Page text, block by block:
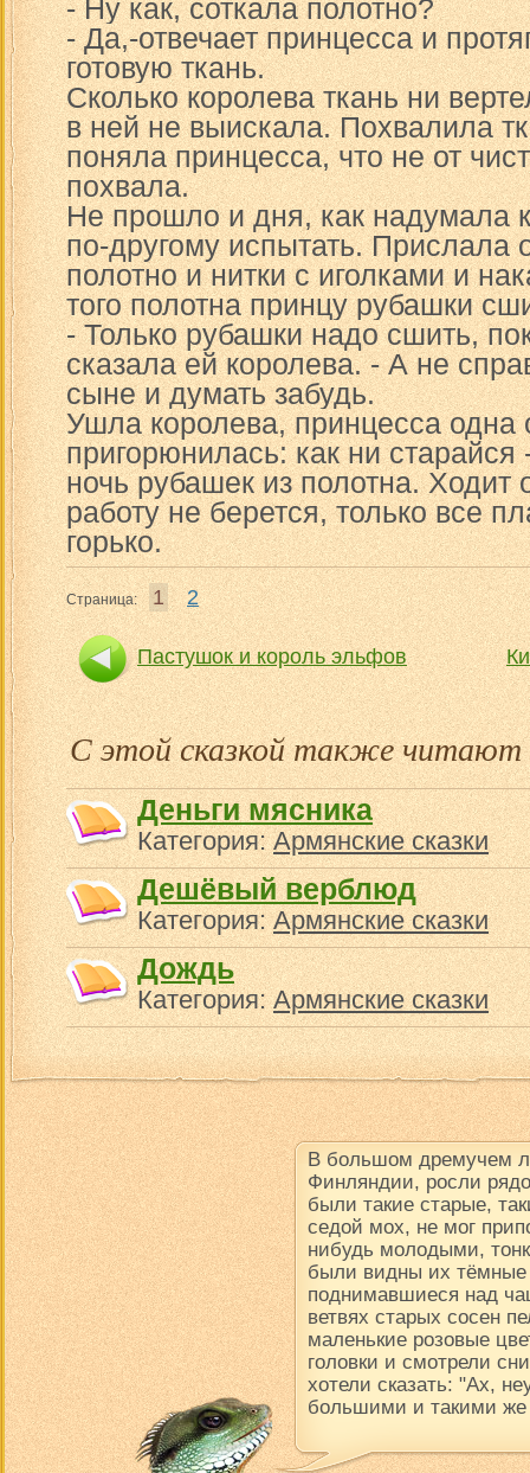
- Ну как, соткала полотно?
- Да,-отвечает принцесса и
готовую ткань.
Сколько королева ткань ни
в ней не выискала. Похвалила
поняла принцесса, что не от
похвала.
Не прошло и дня, как надумала
по-другому испытать. Прислала
полотно и нитки с иголками и
того полотна принцу рубашки
- Только рубашки надо сшить,
сказала ей королева. - А не
сыне и думать забудь.
Ушла королева, принцесса одна
пригорюнилась: как ни
ночь рубашек из полотна. Ходит
работу не берется, только все
горько.
Страница: 1 2
Пастушок и король эльфов
С этой сказкой также читают
Деньги мясника
Категория:Армянские сказки
Дешёвый верблюд
Категория:Армянские сказки
Дождь
Категория:Армянские сказки
В большом дремучем
Финляндии, росли
были такие старые,
седой мох, не мог
нибудь молодыми,
были видны их
поднимавшиеся над
ветвях старых сосен
маленькие розовые
головки и смотрели
хотели сказать: "Ах,
большими и такими